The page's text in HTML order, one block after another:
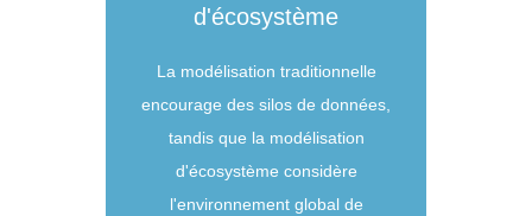
d'écosystème
La modélisation traditionnelle
encourage des silos de données,
tandis que la modélisation
d'écosystème considère
l'environnement global de